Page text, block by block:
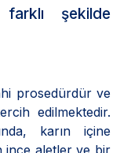
şekilde
prosedürdür ve
edilmektedir.
karın içine
ince aletler ve bir